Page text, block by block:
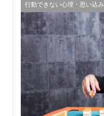
行動できない心理・思い込み